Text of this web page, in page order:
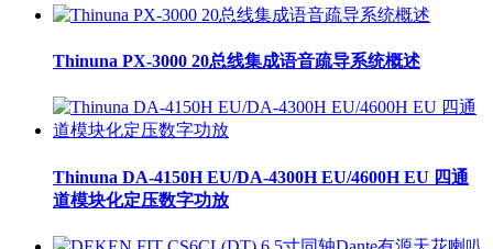
Thinuna PX-3000 20总线集成语音疏导系统概述
Thinuna DA-4150H EU/DA-4300H EU/4600H EU 四通
道模块化定压数字功放